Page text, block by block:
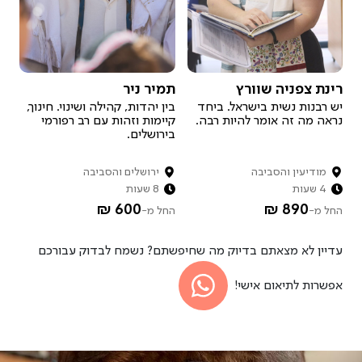
רינת צפניה שוורץ
יש רבנות נשית בישראל. ביחד
נראה מה זה אומר להיות רבה.
מודיעין והסביבה
4 שעות
החל מ-890 ₪
תמיר ניר
בין יהדות, קהילה ושינוי. חינוך,
קיימות וזהות עם רב רפורמי
בירושלים.
ירושלים והסביבה
8 שעות
החל מ-600 ₪
עדיין לא מצאתם בדיוק מה שחיפשתם? נשמח לבדוק עבורכם
אפשרות לתיאום אישי!